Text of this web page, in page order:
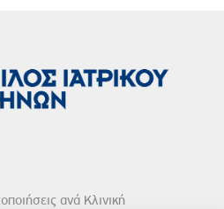
ανά Κλινική